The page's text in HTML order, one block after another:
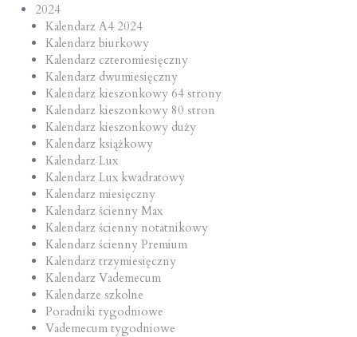
2024
Kalendarz A4 2024
Kalendarz biurkowy
Kalendarz czteromiesięczny
Kalendarz dwumiesięczny
Kalendarz kieszonkowy 64 strony
Kalendarz kieszonkowy 80 stron
Kalendarz kieszonkowy duży
Kalendarz książkowy
Kalendarz Lux
Kalendarz Lux kwadratowy
Kalendarz miesięczny
Kalendarz ścienny Max
Kalendarz ścienny notatnikowy
Kalendarz ścienny Premium
Kalendarz trzymiesięczny
Kalendarz Vademecum
Kalendarze szkolne
Poradniki tygodniowe
Vademecum tygodniowe